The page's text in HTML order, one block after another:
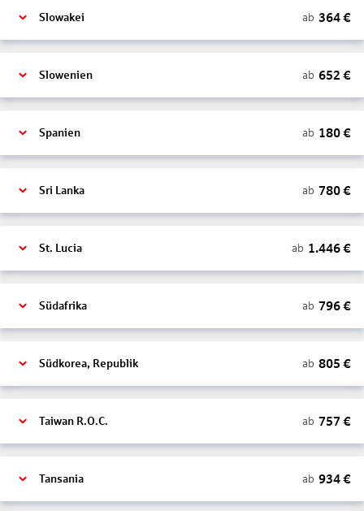
Slowakei ab 364€
Slowenien ab 652 €
Spanien ab 180€
Sri Lanka ab 780€
St. Lucia ab 1.446€
Südafrika ab 796€
Südkorea, Republik ab 805 €
Taiwan R.O.C. ab 757 €
Tansania ab 934€